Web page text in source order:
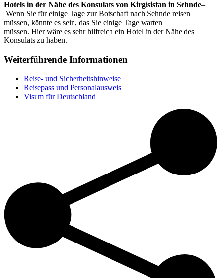
Hotels in der Nähe des Konsulats von Kirgisistan in Sehnde–
Wenn Sie für einige Tage zur Botschaft nach Sehnde reisen
müssen, könnte es sein, das Sie einige Tage warten
müssen. Hier wäre es sehr hilfreich ein Hotel in der Nähe des
Konsulats zu haben.
Weiterführende Informationen
Reise- und Sicherheitshinweise
Reisepass und Personalausweis
Visum für Deutschland